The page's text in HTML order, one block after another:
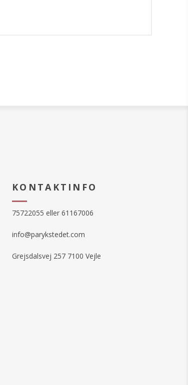
KONTAKTINFO
75722055 eller 61167006
info@parykstedet.com
Grejsdalsvej 257 7100 Vejle